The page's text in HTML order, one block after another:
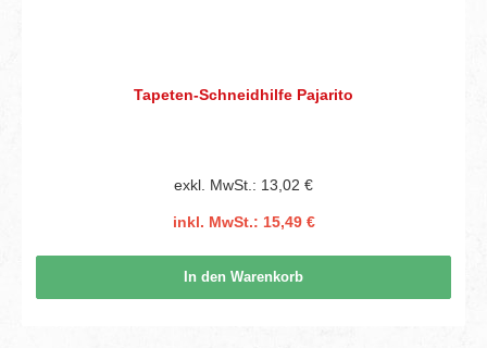
Tapeten-Schneidhilfe Pajarito
exkl. MwSt.: 13,02 €
inkl. MwSt.: 15,49 €
In den Warenkorb